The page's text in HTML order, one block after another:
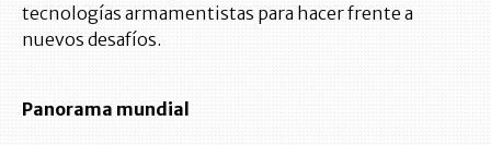
tecnologías armamentistas para hacer frente a
nuevos desafíos.
Panorama mundial